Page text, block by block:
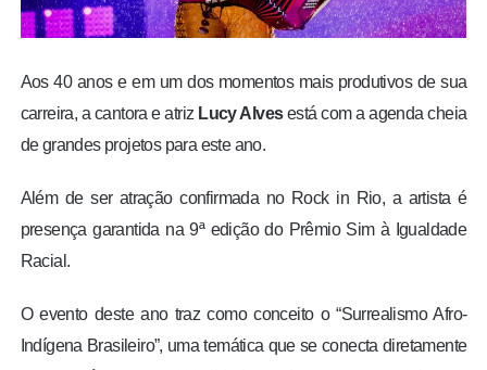
ENQUETE
TV LPB
FOTOS
COLUNISTAS
Aos 40 anos e em um dos momentos mais produtivos de sua
carreira, a cantora e atriz Lucy Alvesestá com a agenda cheia
de grandes projetos para este ano.
Além de ser atração confirmada no Rock in Rio, a artista é
presença garantida na 9ª edição do Prêmio Sim à Igualdade
Racial.
O evento deste ano traz como conceito o “Surrealismo Afro-
Indígena Brasileiro”, uma temática que se conecta diretamente